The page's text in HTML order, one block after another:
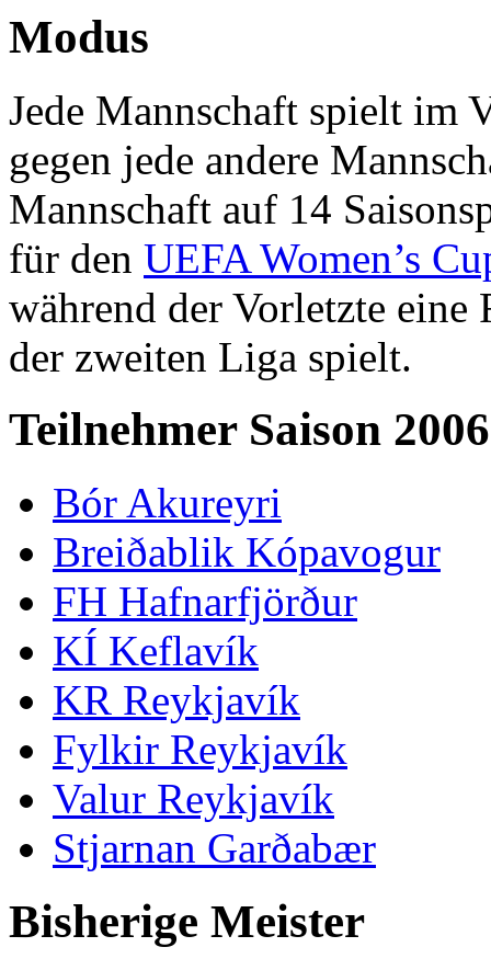
Modus
Jede Mannschaft spielt im
gegen jede andere
Mannschaft auf 14
für den UEFA Women’s
während der Vorletzte eine
der zweiten Liga spielt.
Teilnehmer Saison 2006
Bór Akureyri
Breiðablik Kópavogur
FH Hafnarfjörður
KÍ Keflavík
KR Reykjavík
Fylkir Reykjavík
Valur Reykjavík
Stjarnan Garðabær
Bisherige Meister